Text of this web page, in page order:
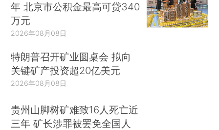
年 北京市公积金最高可贷340
万元
2026年08月08日
特朗普召开矿业圆桌会 拟向
关键矿产投资超20亿美元
2026年08月08日
贵州山脚树矿难致16人死亡近
三年 矿长涉罪被罢免全国人